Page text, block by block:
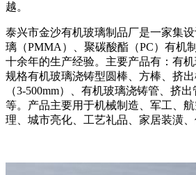
越。
泰兴市金沙有机玻璃制品厂是一家集
璃（PMMA）、聚碳酸酯（PC）有机
十余年的生产经验。主要产品有：有
规格有机玻璃浇铸型圆棒、方棒、挤
（3-500mm）、有机玻璃浇铸管、挤
等。产品主要用于机械制造、军工、
理、城市亮化、工艺礼品、家居装潢、